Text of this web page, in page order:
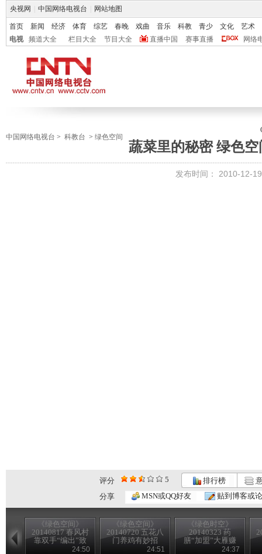
央视网 中国网络电视台 网站地图
首页 新闻 经济 体育 综艺 春晚 戏曲 音乐 科教 青少 文化
艺术
电视
频道大全 栏目大全 节目大全 直播中国 赛事直播 网络
中国网络电视台 > 科教台 > 绿色空间
蔬菜里的秘密 绿色空
发布时间： 2010-12-
评分 5 排行榜
分享
MSN或QQ好友 贴到博客或
《绿色空间》
20140817 春风村
靠双手“编出”致
24:50
《绿色空间》
20140720 五花八
门养鸡有妙招
24:51
《绿色时空》
20140323 药
膳“加盟”大雁赚
得意外财富24:37